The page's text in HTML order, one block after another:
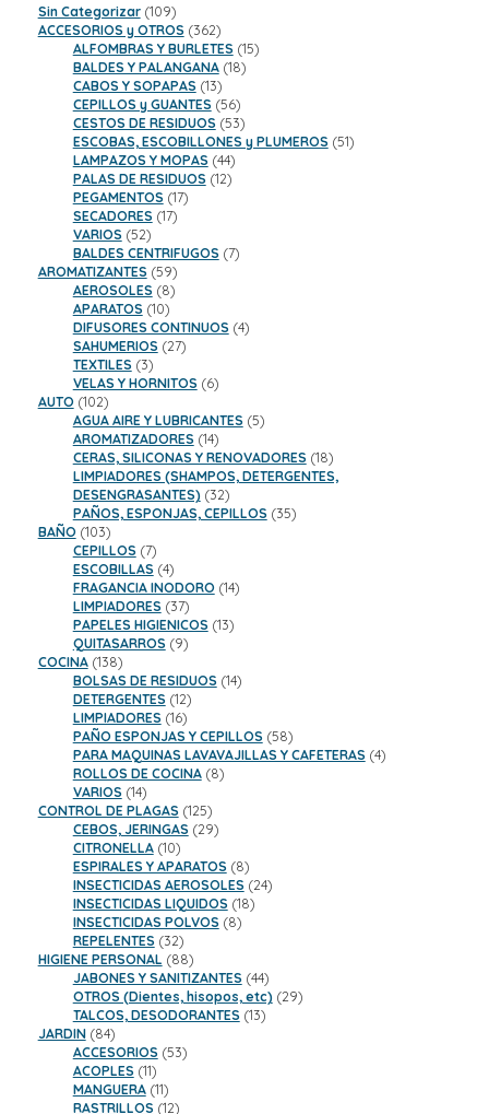
Sin Categorizar 109109
productos
ACCESORIOS y OTROS 362362
productos
ALFOMBRAS Y BURLETES 1515
BALDES Y PALANGANA 1818
CABOS Y SOPAPAS 1313
productos
CEPILLOS y GUANTES 5656
productos
CESTOS DE RESIDUOS 5353
productos
ESCOBAS, ESCOBILLONES y PLUMEROS 5151
LAMPAZOS Y MOPAS 4444
productos
PALAS DE RESIDUOS 1212
PEGAMENTOS 1717
SECADORES 1717
VARIOS 5252
productos
BALDES CENTRIFUGOS 77
AROMATIZANTES 5959
productos
AEROSOLES 88
productos
APARATOS 1010
productos
DIFUSORES CONTINUOS 44
SAHUMERIOS 2727
TEXTILES 33
productos
VELAS Y HORNITOS 66
AUTO 102102
productos
AGUA AIRE Y LUBRICANTES 55
AROMATIZADORES 1414
productos
CERAS, SILICONAS Y RENOVADORES 1818
productos
LIMPIADORES (SHAMPOS, DETERGENTES,
DESENGRASANTES) 3232
productos
PAÑOS, ESPONJAS, CEPILLOS 3535
BAÑO 103103
productos
CEPILLOS 77
productos
ESCOBILLAS 44
productos
FRAGANCIA INODORO 1414
LIMPIADORES 3737
productos
PAPELES HIGIENICOS 1313
QUITASARROS 99
COCINA 138138
productos
BOLSAS DE RESIDUOS 1414
DETERGENTES 1212
productos
LIMPIADORES 1616
productos
PAÑO ESPONJAS Y CEPILLOS 5858
productos
PARA MAQUINAS LAVAVAJILLAS Y CAFETERAS 44
ROLLOS DE COCINA 88
VARIOS 1414
productos
CONTROL DE PLAGAS 125125
productos
CEBOS, JERINGAS 2929
CITRONELLA 1010
productos
ESPIRALES Y APARATOS 88
productos
INSECTICIDAS AEROSOLES 2424
INSECTICIDAS LIQUIDOS 1818
INSECTICIDAS POLVOS 88
REPELENTES 3232
productos
HIGIENE PERSONAL 8888
productos
JABONES Y SANITIZANTES 4444
productos
OTROS (Dientes, hisopos, etc) 2929
TALCOS, DESODORANTES 1313
JARDIN 8484
productos
ACCESORIOS 5353
ACOPLES 1111
productos
MANGUERA 1111
productos
RASTRILLOS 1212